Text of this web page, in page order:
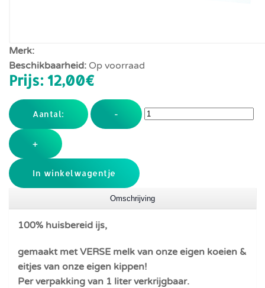
Merk:
Beschikbaarheid: Op voorraad
Prijs: 12,00‎€
Aantal: -
+
In winkelwagentje
Omschrijving
100% huisbereid ijs,
gemaakt met VERSE melk van onze eigen koeien &
eitjes van onze eigen kippen!
Per verpakking van 1 liter verkrijgbaar.